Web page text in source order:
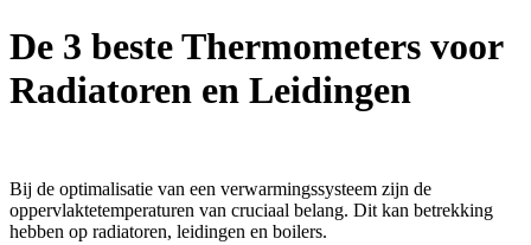
De 3 beste Thermometers voor
Radiatoren en Leidingen
Bij de optimalisatie van een verwarmingssysteem zijn de
oppervlaktetemperaturen van cruciaal belang. Dit kan betrekking
hebben op radiatoren, leidingen en boilers.